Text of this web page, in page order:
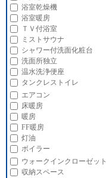
浴室乾燥機
浴室暖房
ＴＶ付浴室
ミストサウナ
シャワー付洗面化粧台
洗面所独立
温水洗浄便座
タンクレストイレ
エアコン
床暖房
暖房
FF暖房
灯油
ボイラー
ウォークインクローゼット
収納スペース